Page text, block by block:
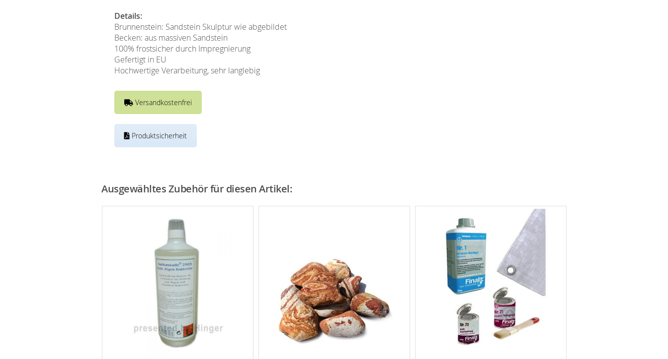
Details:
Brunnenstein: Sandstein Skulptur wie abgebildet
Becken: aus massiven Sandstein
100% frostsicher durch Impregnierung
Gefertigt in EU
Hochwertige Verarbeitung, sehr langlebig
Versandkostenfrei
Produktsicherheit
Ausgewähltes Zubehör für diesen Artikel: